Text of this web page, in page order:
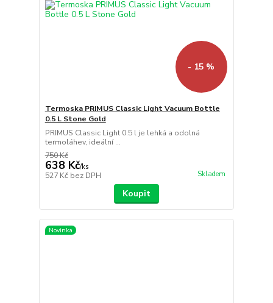
- 15 %
Termoska PRIMUS Classic Light Vacuum Bottle
0.5 L Stone Gold
PRIMUS Classic Light 0.5 l je lehká a odolná
termoláhev, ideální ...
750 Kč
638 Kč/ks
527 Kč bez DPH Skladem
Koupit
Novinka